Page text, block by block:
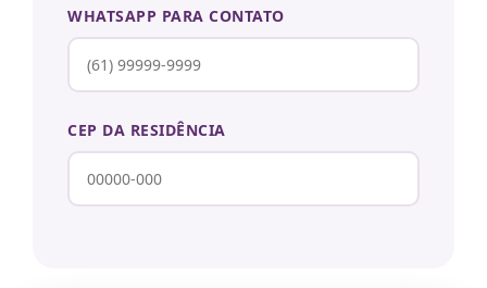
WHATSAPP PARA CONTATO
CEP DA RESIDÊNCIA